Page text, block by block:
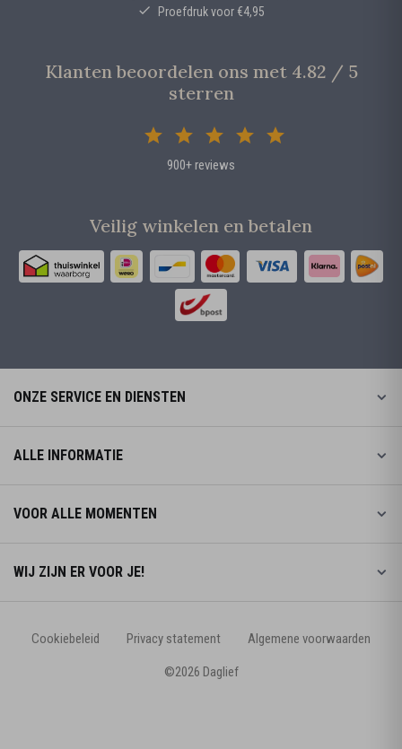
Proefdruk voor €4,95
Klanten beoordelen ons met 4.82 / 5
sterren
900+ reviews
Veilig winkelen en betalen
ONZE SERVICE EN DIENSTEN
ALLE INFORMATIE
VOOR ALLE MOMENTEN
WIJ ZIJN ER VOOR JE!
Cookiebeleid Privacy statement Algemene voorwaarden
©2026 Daglief